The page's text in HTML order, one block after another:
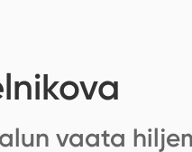
vaata